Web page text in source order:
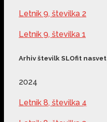
Letnik 9, številka 2
Letnik 9, številka 1
Arhiv številk SLOfit nasvet
2024
Letnik 8, številka 4